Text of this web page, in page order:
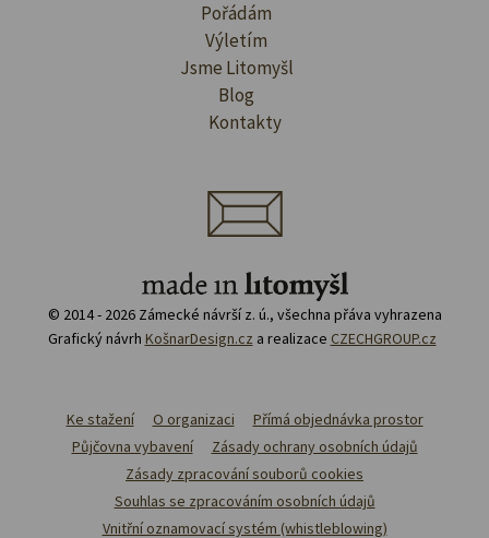
Pořádám
Výletím
Jsme Litomyšl
Blog
Kontakty
© 2014 - 2026 Zámecké návrší z. ú., všechna přáva vyhrazena
Grafický návrh KošnarDesign.cz a realizace CZECHGROUP.cz
Ke stažení O organizaci
Přímá objednávka prostor
Půjčovna vybavení
Zásady ochrany osobních údajů
Zásady zpracování souborů cookies
Souhlas se zpracováním osobních údajů
Vnitřní oznamovací systém (whistleblowing)